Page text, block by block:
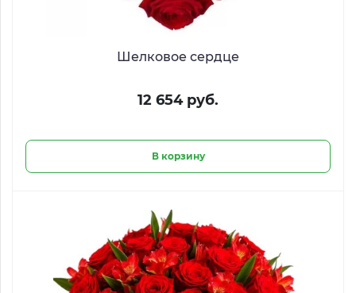
Шелковое сердце
12 654 руб.
В корзину